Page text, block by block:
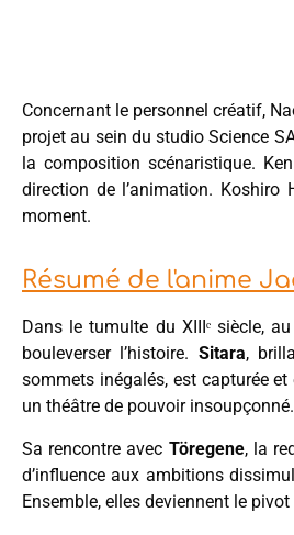
Concernant le personnel créatif,
projet au sein du studio Science
la composition scénaristique.
direction de l’animation. Koshiro
moment.
Résumé de l'anime
Dans le tumulte du XIIIᵉ siècle,
bouleverser l’histoire. Sitara,
sommets inégalés, est capturée et
un théâtre de pouvoir insoupçonné.
Sa rencontre avec Töregene, la
d’influence aux ambitions
Ensemble, elles deviennent le